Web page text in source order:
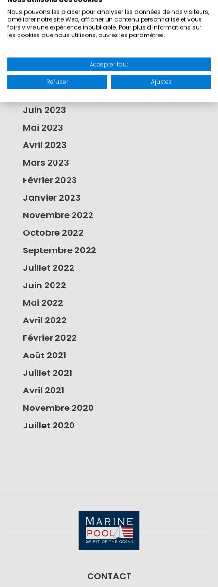
Mai 2024
Janvier 2024
Octobre 2023
Septembre 2023
Août 2023
Juillet 2023
Juin 2023
Mai 2023
Avril 2023
Mars 2023
Février 2023
Janvier 2023
Novembre 2022
Octobre 2022
Septembre 2022
Juillet 2022
Juin 2022
Mai 2022
Avril 2022
Février 2022
Août 2021
Juillet 2021
Avril 2021
Novembre 2020
Juillet 2020
CONTACT
Nous pouvons les placer pour analyser les données de nos visiteurs,
améliorer notre site Web, afficher un contenu personnalisé et vous
faire vivre une expérience inoubliable. Pour plus d'informations sur
les cookies que nous utilisons, ouvrez les paramètres.
Accepter tout
Refuser Ajustez